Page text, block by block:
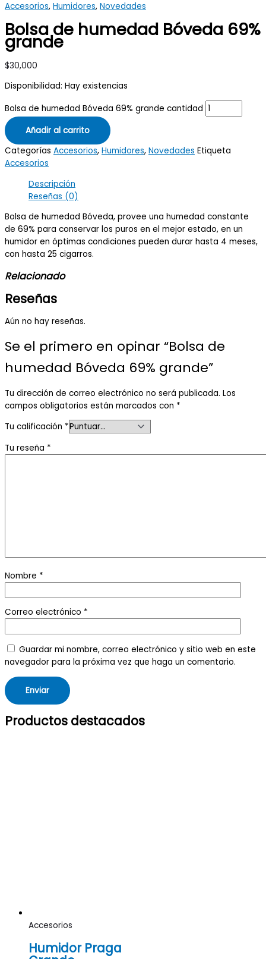
Accesorios, Humidores, Novedades
Bolsa de humedad Bóveda 69%
grande
$30,000
Disponibilidad: Hay existencias
Bolsa de humedad Bóveda 69% grande cantidad
Añadir al carrito
Categorías Accesorios, Humidores, Novedades Etiqueta
Accesorios
Descripción
Reseñas (0)
Bolsa de humedad Bóveda, provee una humedad constante
de 69% para conservar los puros en el mejor estado, en un
humidor en óptimas condiciones pueden durar hasta 4 meses,
con hasta 25 cigarros.
Relacionado
Reseñas
Aún no hay reseñas.
Se el primero en opinar “Bolsa de
humedad Bóveda 69% grande”
Tu dirección de correo electrónico no será publicada. Los
campos obligatorios están marcados con *
Tu calificación *
Tu reseña *
Nombre *
Correo electrónico *
Guardar mi nombre, correo electrónico y sitio web en este
navegador para la próxima vez que haga un comentario.
Productos destacados
Accesorios
Humidor Praga